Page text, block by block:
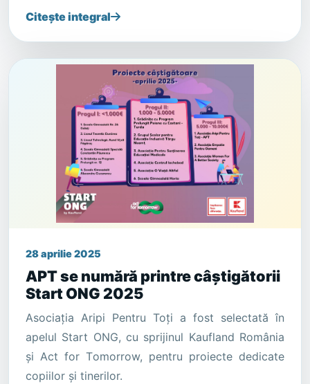
Citește integral
28 aprilie 2025
APT se numără printre câștigătorii
Start ONG 2025
Asociația Aripi Pentru Toți a fost selectată în
apelul Start ONG, cu sprijinul Kaufland România
și Act for Tomorrow, pentru proiecte dedicate
copiilor și tinerilor.